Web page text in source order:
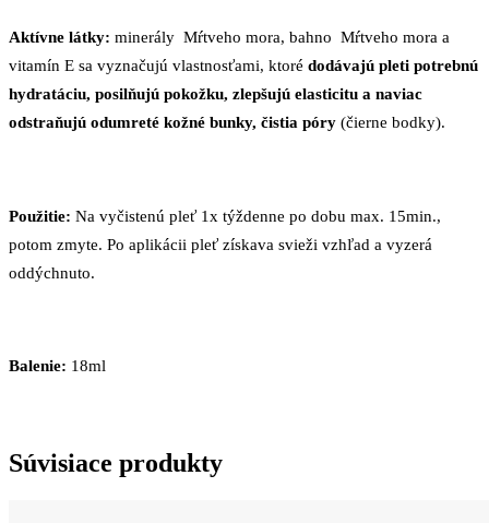
Aktívne látky: minerály Mŕtveho mora, bahno Mŕtveho mora a
vitamín E sa vyznačujú vlastnosťami, ktoré dodávajú pleti potrebnú
hydratáciu, posilňujú pokožku, zlepšujú elasticitu a naviac
odstraňujú odumreté kožné bunky, čistia póry (čierne bodky).
Použitie: Na vyčistenú pleť 1x týždenne po dobu max. 15min.,
potom zmyte. Po aplikácii pleť získava svieži vzhľad a vyzerá
oddýchnuto.
Balenie: 18ml
Súvisiace produkty